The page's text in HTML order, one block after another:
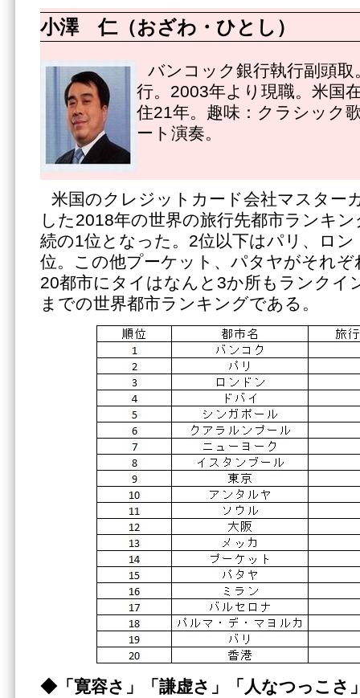
小澤 仁（おざわ・ひとし）
バンコック銀行執行副頭
行。2003年より現職。米国
住21年。趣味：クラシック
ート演奏。
米国のクレジットカード会社マスター
した2018年の世界の旅行先都市ランキ
続の1位となった。2位以下はパリ、ロ
位。この他プーケット、パタヤがそれぞ
20都市にタイはなんと3か所もランクイ
までの世界都市ランキングである。
◆「寛容さ」「謙虚さ」「人なつっこさ